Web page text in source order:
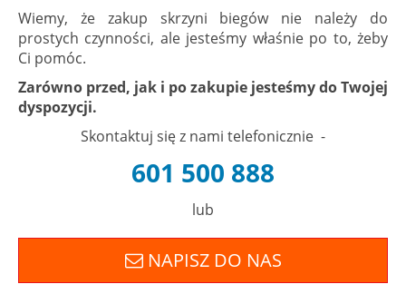
Wiemy, że zakup skrzyni biegów nie należy do
prostych czynności, ale jesteśmy właśnie po to, żeby
Ci pomóc.
Zarówno przed, jak i po zakupie jesteśmy do Twojej
dyspozycji.
Skontaktuj się z nami telefonicznie -
601 500 888
lub
NAPISZ DO NAS